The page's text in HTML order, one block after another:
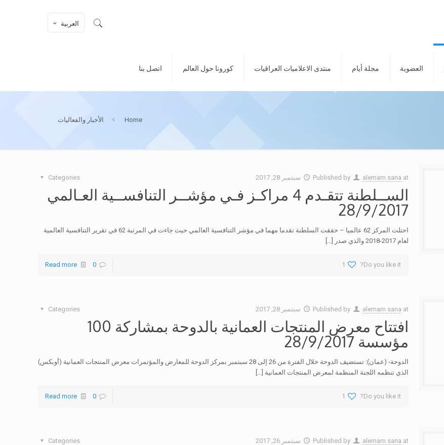
العضوية مجلة أيام منتدى الاعلاميات العراقيات كورونا حول العالم اتصل بنا
العربية
Home الأخبار والفعاليات
Published by alemam sana at سبتمبر 28, 2017 Categories
الســلطنة تتقـدم 4 مراكـز فـي مؤشــر التنافســية العـالمي
28/9/2017
احتلت المركز 62 عالميا – حققت السلطنة تقدما مهما في مؤشر التنافسية العالمي حيث جاءت في المرتبة 62 في تقرير التنافسية العالمية
لعام 2017-2018 والذي صدر
[…]
Do you like it?
1
0
Read more
Published by alemam sana at سبتمبر 28, 2017 Categories
افتتاح معرض المنتجات العمانية بالدوحة بمشاركة 100
مؤسسة 28/9/2017
الدوحة- (عمان): تستضيف الدوحة خلال الفترة من 26 إلى 28 سبتمبر بمركز الدوحة للمعارض والمؤتمرات معرض المنتجات العمانية (أوبكس)
الذي تنظمه اللجنة المنظمة لمعرض المنتجات العمانية […]
Do you like it?
1
0
Read more
Published by alemam sana at سبتمبر 26, 2017 Categories